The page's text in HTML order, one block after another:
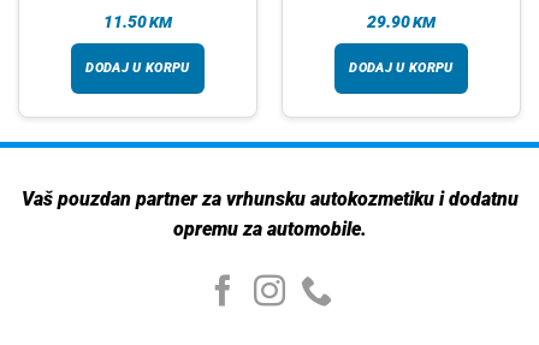
11.50KM
DODAJ U KORPU
29.90KM
DODAJ U KORPU
Vaš pouzdan partner za vrhunsku autokozmetiku i dodatnu
opremu za automobile.